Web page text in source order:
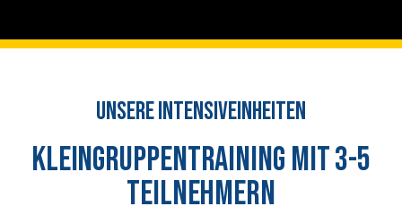
unsere Intensiveinheiten
Kleingruppentraining mit 3-5
Teilnehmern